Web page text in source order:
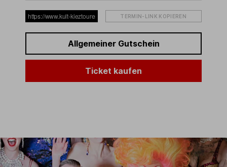
TERMIN-LINK KOPIEREN
Allgemeiner Gutschein
Ticket kaufen